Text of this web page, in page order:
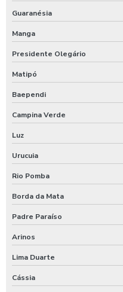
Guaranésia
Manga
Presidente Olegário
Matipó
Baependi
Campina Verde
Luz
Urucuia
Rio Pomba
Borda da Mata
Padre Paraíso
Arinos
Lima Duarte
Cássia